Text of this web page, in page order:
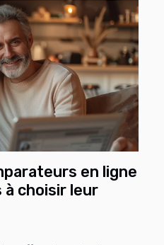
en ligne
à choisir leur